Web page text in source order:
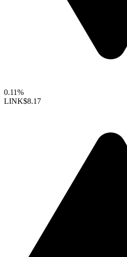
0.11%
LINK$8.17